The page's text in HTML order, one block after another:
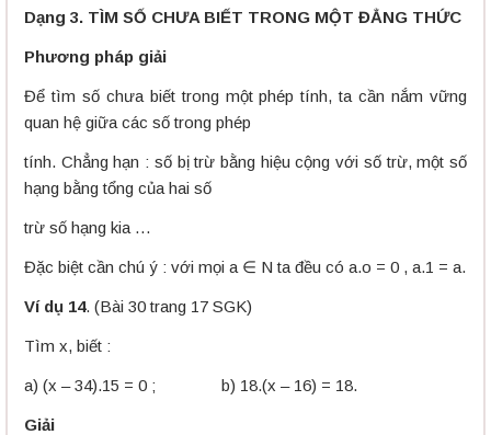
Dạng 3. TÌM SỐ CHƯA BIẾT TRONG MỘT ĐẲNG THỨC
Phương pháp giải
Để tìm số chưa biết trong một phép tính, ta cần nắm vững
quan hệ giữa các số trong phép
tính. Chẳng hạn : số bị trừ bằng hiệu cộng với số trừ, một số
hạng bằng tổng của hai số
trừ số hạng kia …
Đặc biệt cần chú ý : với mọi a ∈ N ta đều có a.o = 0 , a.1 = a.
Ví dụ 14. (Bài 30 trang 17 SGK)
Tìm x, biết :
a) (x – 34).15 = 0 ; b) 18.(x – 16) = 18.
Giải